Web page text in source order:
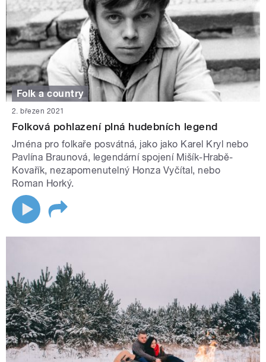
Folk a country
2. březen 2021
Folková pohlazení plná hudebních legend
Jména pro folkaře posvátná, jako jako Karel Kryl nebo
Pavlína Braunová, legendární spojení Mišík-Hrabě-
Kovařík, nezapomenutelný Honza Vyčítal, nebo
Roman Horký.